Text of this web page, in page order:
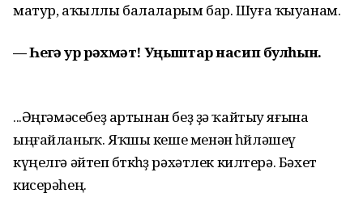
матур, аҡыллы балаларым бар. Шуға ҡыуанам.
— Һеҙгә ҙур рәхмәт! Уңыштар насип булһын.
...Әңгәмәсебеҙ артынан беҙ ҙә ҡайтыу яғына
ыңғайланыҡ. Яҡшы кеше менән һөйләшеү
күңелгә әйтеп бөткөһөҙ рәхәтлек килтерә. Бәхет
кисерәһең.